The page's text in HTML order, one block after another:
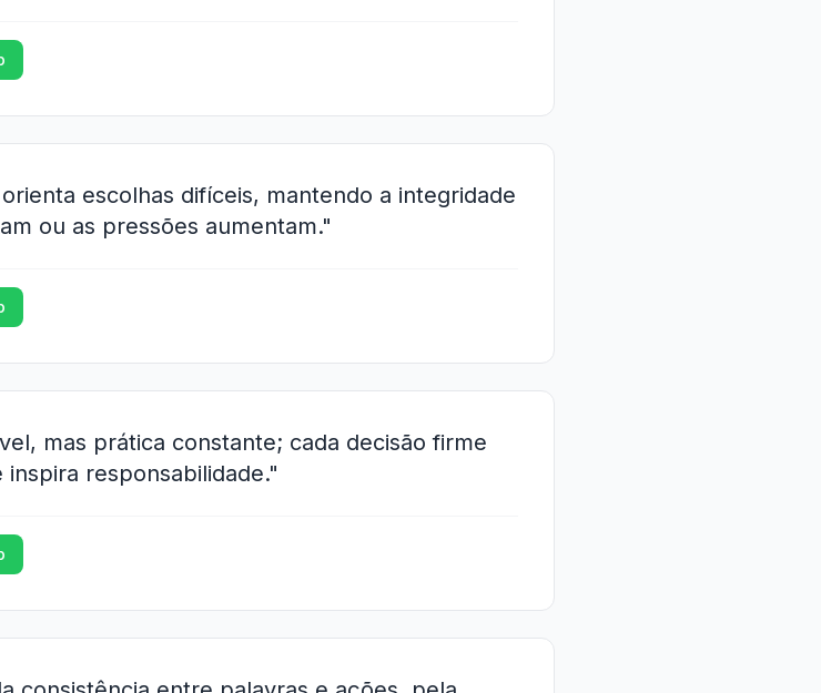
escolhas difíceis, mantendo a integridade
ou as pressões aumentam."
mas prática constante; cada decisão firme
responsabilidade."